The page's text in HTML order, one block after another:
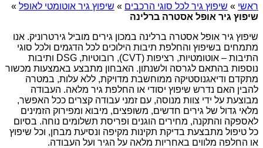
ראשי » שיפוץ גיר לכל סוגי הרכבים » שיפוץ גיר אוטומטי לאופל »
שיפוץ גיר אופל אסטרה ברלינה
שיפוץ גיר אופל אסטרה ברלינה במכון גירים מוביל גירטרוניק. אנו
מתמחים בשיפוץ והחלפת תיבות הילוכים לכל הדגמים ולכל סוגי
התיבות – אוטומטיות, רציפות (CVT), רובוטיות, DSG ותיבות
נוספות בהתאם לגרסה ולשנתון. האבחון מתבצע באמצעות מכשור
מתקדם ודיאגנוסטיקה ממוחשבת מדויקת, ללא עלות, במטרה
להבין האם נדרש שיפוץ יסודי או החלפת גיר מלאה. העבודה
מבוצעת על ידי צוות מנוסה, עם זמני עבודה קצרים ככל האפשר,
מלאי גדול של גירים חדשים, משופצים, מיבוא ומפירוק הזמינים
לאספקה והתקנה, מחירים הוגנים ופריסת תשלומים נוחה. בסיום
כל טיפול מתבצעת בדיקת תקינות מקיפה ונסיעת מבחן, וכל שיפוץ
או החלפה מלווים באחריות מלאה על הגיר ועל העבודה.